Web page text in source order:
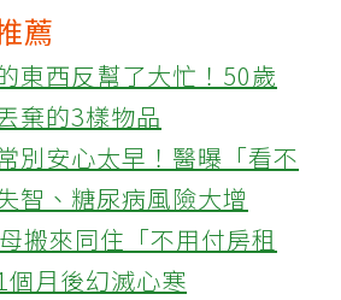
薦
東西反幫了大忙！50歲
棄的3樣物品
別安心太早！醫曝「看不
智、糖尿病風險大增
搬來同住「不用付房租
月後幻滅心寒